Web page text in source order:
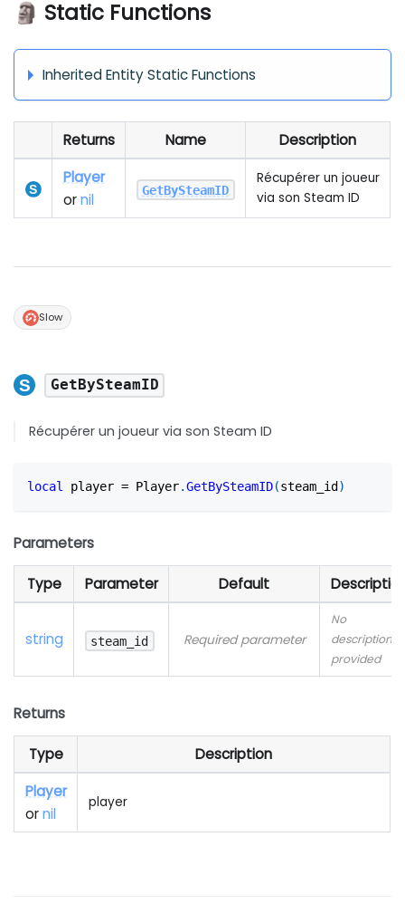
🗿 Static Functions
Inherited Entity Static Functions
Returns Name
Description
Player
ornil
GetBySteamID
Récupérer un joueur
via son Steam ID
Slow
GetBySteamID
Récupérer un joueur via son Steam ID
local player = Player.GetBySteamID(steam_id )
Parameters
Type Parameter Default
string steam_id Required parameter
No
description
provided
Returns
Type
Description
Player
ornil
player